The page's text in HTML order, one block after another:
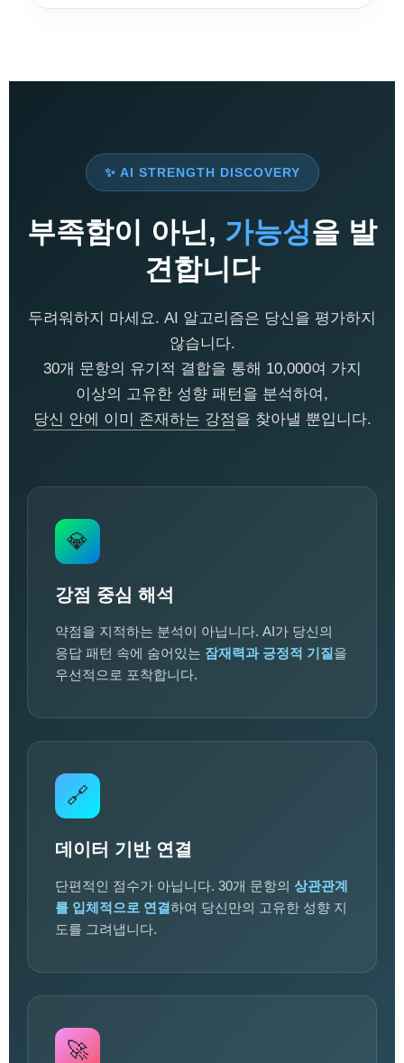
✨ AI STRENGTH DISCOVERY
부족함이 아닌, 가능성을 발
견합니다
두려워하지 마세요. AI 알고리즘은 당신을 평가하지
않습니다.
30개 문항의 유기적 결합을 통해 10,000여 가지
이상의 고유한 성향 패턴을 분석하여,
당신 안에 이미 존재하는 강점을 찾아낼 뿐입니다.
💎
강점 중심 해석
약점을 지적하는 분석이 아닙니다. AI가 당신의
응답 패턴 속에 숨어있는 잠재력과 긍정적 기질을
우선적으로 포착합니다.
🔗
데이터 기반 연결
단편적인 점수가 아닙니다. 30개 문항의 상관관계
를 입체적으로 연결하여 당신만의 고유한 성향 지
도를 그려냅니다.
🚀